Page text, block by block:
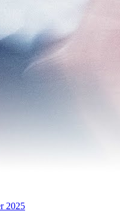
2025